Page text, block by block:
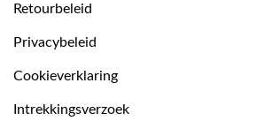
Retourbeleid
Privacybeleid
Cookieverklaring
Intrekkingsverzoek